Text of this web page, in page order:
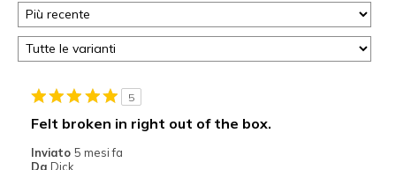
5
Felt broken in right out of the box.
Inviato 5 mesi fa
Da Dick